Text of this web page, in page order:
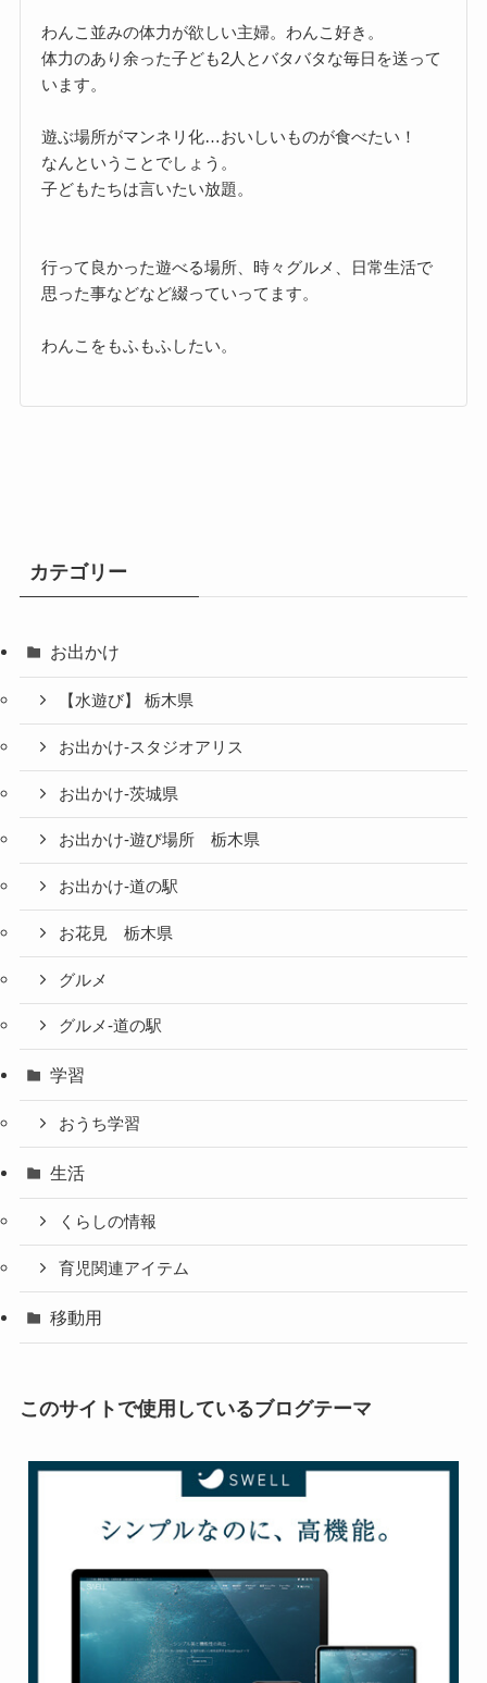
わんこ並みの体力が欲しい主婦。わんこ好き。
体力のあり余った子ども2人とバタバタな毎日を送って
います。
遊ぶ場所がマンネリ化…おいしいものが食べたい！
なんということでしょう。
子どもたちは言いたい放題。
行って良かった遊べる場所、時々グルメ、日常生活で
思った事などなど綴っていってます。
わんこをもふもふしたい。
カテゴリー
お出かけ
【水遊び】 栃木県
お出かけ-スタジオアリス
お出かけ-茨城県
お出かけ-遊び場所 栃木県
お出かけ-道の駅
お花見 栃木県
グルメ
グルメ-道の駅
学習
おうち学習
生活
くらしの情報
育児関連アイテム
移動用
このサイトで使用しているブログテーマ